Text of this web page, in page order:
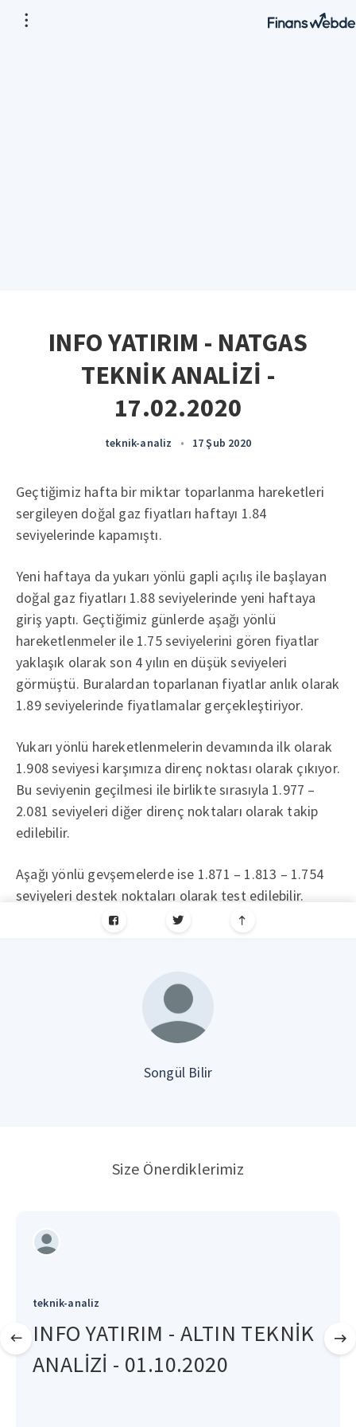
INFO YATIRIM - NATGAS
TEKNİK ANALİZİ -
17.02.2020
teknik-analiz • 17 Şub 2020
Geçtiğimiz hafta bir miktar toparlanma hareketleri
sergileyen doğal gaz fiyatları haftayı 1.84
seviyelerinde kapamıştı.
Yeni haftaya da yukarı yönlü gapli açılış ile başlayan
doğal gaz fiyatları 1.88 seviyelerinde yeni haftaya
giriş yaptı. Geçtiğimiz günlerde aşağı yönlü
hareketlenmeler ile 1.75 seviyelerini gören fiyatlar
yaklaşık olarak son 4 yılın en düşük seviyeleri
görmüştü. Buralardan toparlanan fiyatlar anlık olarak
1.89 seviyelerinde fiyatlamalar gerçekleştiriyor.
Yukarı yönlü hareketlenmelerin devamında ilk olarak
1.908 seviyesi karşımıza direnç noktası olarak çıkıyor.
Bu seviyenin geçilmesi ile birlikte sırasıyla 1.977 –
2.081 seviyeleri diğer direnç noktaları olarak takip
edilebilir.
Aşağı yönlü gevşemelerde ise 1.871 – 1.813 – 1.754
seviyeleri destek noktaları olarak test edilebilir.
Songül Bilir
Size Önerdiklerimiz
teknik-analiz
INFO YATIRIM - ALTIN TEKNİK
ANALİZİ - 01.10.2020